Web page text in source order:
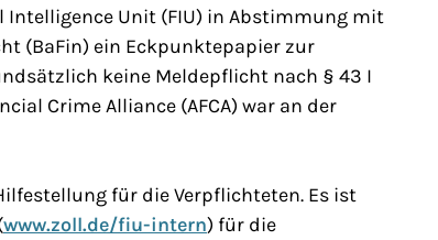
Intelligence Unit (FIU) in Abstimmung mit
(BaFin) ein Eckpunktepapier zur
keine Meldepflicht nach § 43 I
Crime Alliance (AFCA) war an der
für die Verpflichteten. Es ist
www.zoll.de/fiu-intern) für die